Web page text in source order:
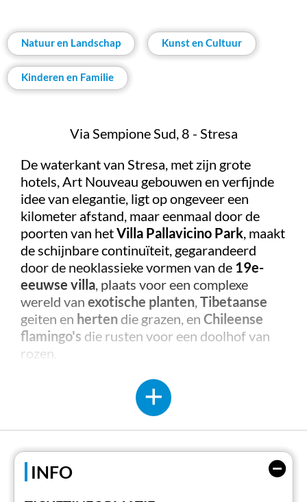
Natuur en Landschap Kunst en Cultuur
Kinderen en Familie
Via Sempione Sud, 8 - Stresa
De waterkant van Stresa, met zijn grote
hotels, Art Nouveau gebouwen en verfijnde
idee van elegantie, ligt op ongeveer een
kilometer afstand, maar eenmaal door de
poorten van hetVilla Pallavicino Park, maakt
de schijnbare continuïteit, gegarandeerd
door de neoklassieke vormen van de 19e-
eeuwse villa, plaats voor een complexe
wereld van exotische planten,Tibetaanse
geiten en hertendie grazen, en Chileense
flamingo's die rusten voor een doolhof van
rozen.
Sinds de jaren 1950 is de 18 hectare van het
park de thuisbasis van exotische fauna:
zebra's, kangoeroes, coati's en kuifkranen. De
dierentuin, ontworpen doorLuisa
Pallavicino, is in de loop der jaren veranderd.
Onder het beheer van
zijn er sinds
2017 meer dan
vogelsgehuisvest, waaronder enkele wilde
INFO